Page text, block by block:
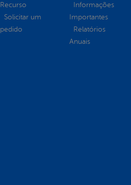
Recurso
Solicitar um
pedido
Informações
Importantes
Relatórios
Anuais